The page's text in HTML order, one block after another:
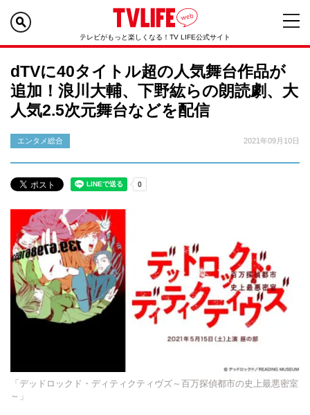
テレビがもっと楽しくなる！TV LIFE公式サイト
dTVに40タイトル超の人気舞台作品が
追加！浪川大輔、下野紘らの朗読劇、大
人気2.5次元舞台などを配信
エンタメ総合 2021年09月10日
「デッドロックド・ディティクティヴズ～百万探偵都市の史上最悪密室
～」